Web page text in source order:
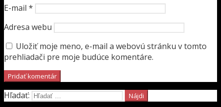
E-mail *
Adresa webu
Uložiť moje meno, e-mail a webovú stránku v tomto
prehliadači pre moje budúce komentáre.
Hľadať: